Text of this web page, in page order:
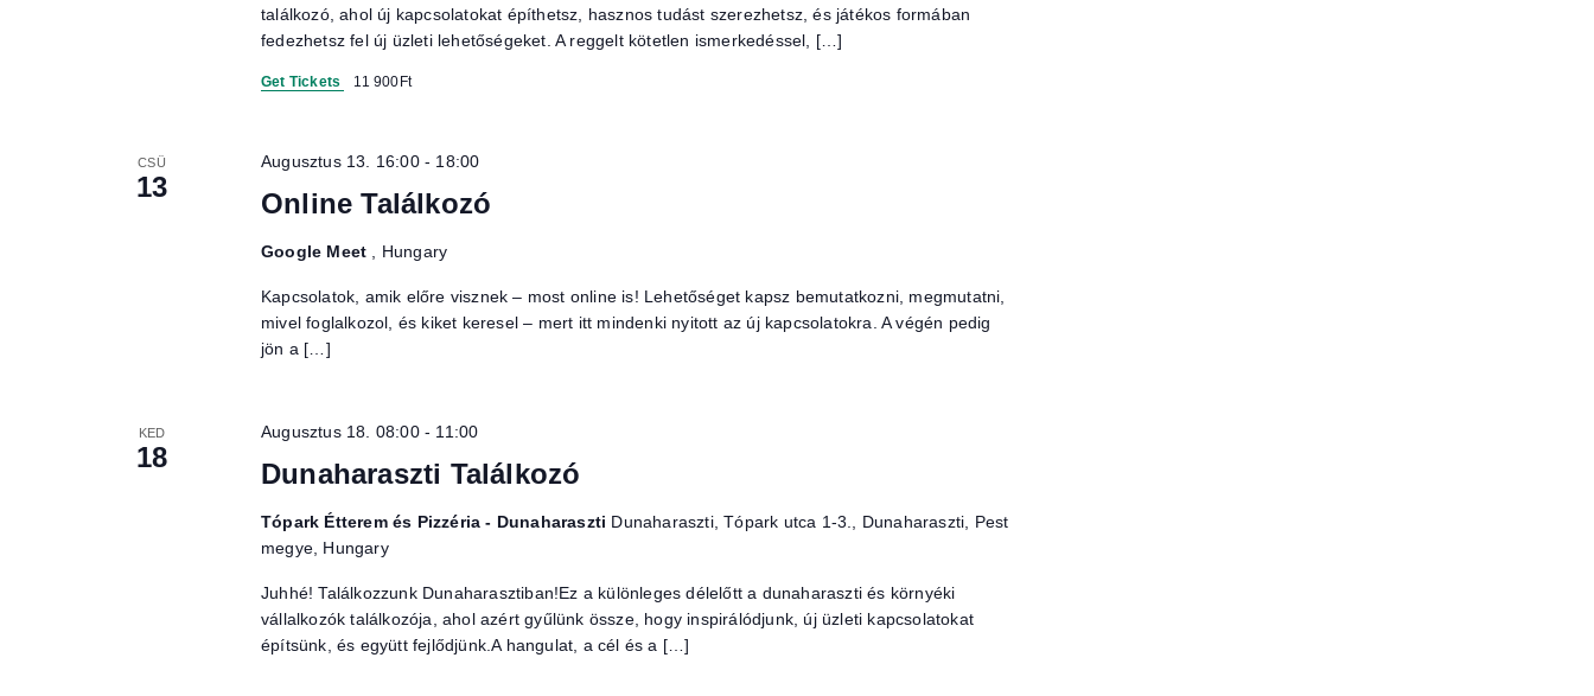
találkozó, ahol új kapcsolatokat építhetsz, hasznos tudást szerezhetsz, és játékos formában
fedezhetsz fel új üzleti lehetőségeket. A reggelt kötetlen ismerkedéssel, […]
Get Tickets 11 900Ft
CSÜ
13
Online Találkozó
Augusztus 13. 16:00- 18:00
Google Meet , Hungary
Kapcsolatok, amik előre visznek – most online is! Lehetőséget kapsz bemutatkozni, megmutatni,
mivel foglalkozol, és kiket keresel – mert itt mindenki nyitott az új kapcsolatokra. A végén pedig
jön a […]
KED
18
Dunaharaszti Találkozó
Augusztus 18. 08:00- 11:00
Tópark Étterem és Pizzéria - Dunaharaszti Dunaharaszti, Tópark utca 1-3., Dunaharaszti, Pest
megye, Hungary
Juhhé! Találkozzunk Dunaharasztiban!Ez a különleges délelőtt a dunaharaszti és környéki
vállalkozók találkozója, ahol azért gyűlünk össze, hogy inspirálódjunk, új üzleti kapcsolatokat
építsünk, és együtt fejlődjünk.A hangulat, a cél és a […]